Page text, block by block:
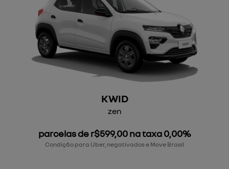
KWID
zen
parcelas de r$599,00 na taxa 0,00%
Condição para Uber, negativados e Move Brasil